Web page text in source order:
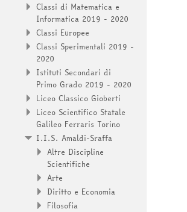
Classi di Matematica e
Informatica 2019 - 2020
Classi Europee
Classi Sperimentali 2019 -
2020
Istituti Secondari di
Primo Grado 2019 - 2020
Liceo Classico Gioberti
Liceo Scientifico Statale
Galileo Ferraris Torino
I.I.S. Amaldi-Sraffa
Altre Discipline
Scientifiche
Arte
Diritto e Economia
Filosofia